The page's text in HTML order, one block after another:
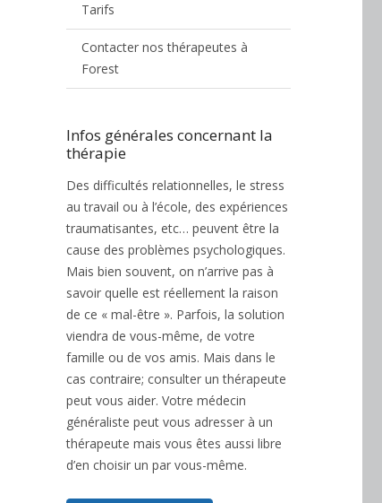
Tarifs
Contacter nos thérapeutes à
Forest
Infos générales concernant la
thérapie
Des difficultés relationnelles, le stress
au travail ou à l’école, des expériences
traumatisantes, etc… peuvent être la
cause des problèmes psychologiques.
Mais bien souvent, on n’arrive pas à
savoir quelle est réellement la raison
de ce « mal-être ». Parfois, la solution
viendra de vous-même, de votre
famille ou de vos amis. Mais dans le
cas contraire; consulter un thérapeute
peut vous aider. Votre médecin
généraliste peut vous adresser à un
thérapeute mais vous êtes aussi libre
d’en choisir un par vous-même.